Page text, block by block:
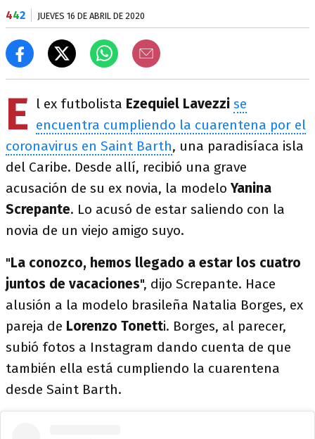
442 JUEVES 16 DE ABRIL DE 2020
E l ex futbolista Ezequiel Lavezzi se
encuentra cumpliendo la cuarentena por el
coronavirus en Saint Barth, una paradisíaca isla
del Caribe. Desde allí, recibió una grave
acusación de su ex novia, la modelo Yanina
Screpante. Lo acusó de estar saliendo con la
novia de un viejo amigo suyo.
"La conozco, hemos llegado a estar los cuatro
juntos de vacaciones", dijo Screpante. Hace
alusión a la modelo brasileña Natalia Borges, ex
pareja de Lorenzo Tonetti. Borges, al parecer,
subió fotos a Instagram dando cuenta de que
también ella está cumpliendo la cuarentena
desde Saint Barth.